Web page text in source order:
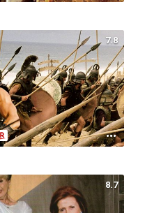
7.8
8.7